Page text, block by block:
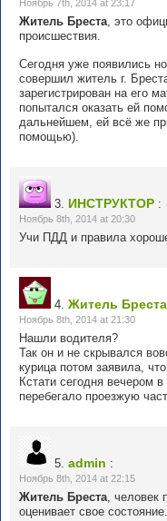
Ноябрь 7th, 2014 at 23:17
Житель Бреста , это
происшествия.
Сегодня уже появились
совершил житель г.
зарегистрирован на его
попытался оказать ей
дальнейшем, ей всё же
помощью).
3. ИНСТРУКТОР :
Ноябрь 8th, 2014 at 20:30
Учи ПДД и правила
4. Житель Бреста
Ноябрь 8th, 2014 at 21:30
Нашли водителя?
Так он и не скрывался
курица потом заявила,
Кстати сегодня вечером
перебегало проезжую
5. admin :
Ноябрь 8th, 2014 at 22:15
Житель Бреста ,
оценивает свое